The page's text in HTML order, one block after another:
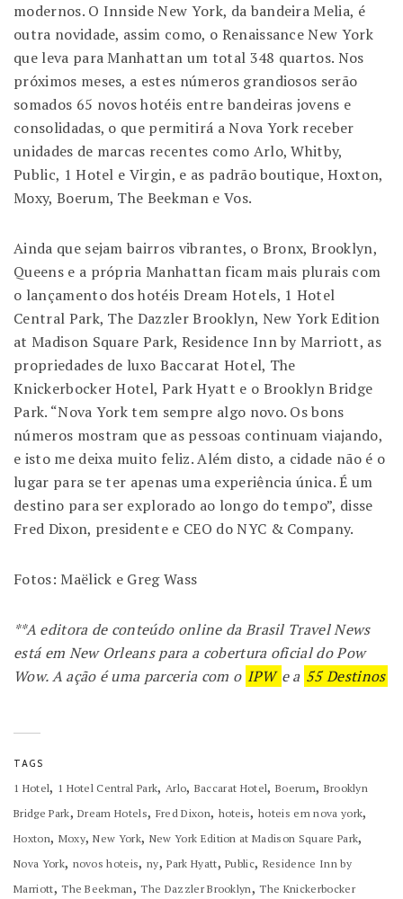
modernos. O Innside New York, da bandeira Melia, é
outra novidade, assim como, o Renaissance New York
que leva para Manhattan um total 348 quartos. Nos
próximos meses, a estes números grandiosos serão
somados 65 novos hotéis entre bandeiras jovens e
consolidadas, o que permitirá a Nova York receber
unidades de marcas recentes como Arlo, Whitby,
Public, 1 Hotel e Virgin, e as padrão boutique, Hoxton,
Moxy, Boerum, The Beekman e Vos.
Ainda que sejam bairros vibrantes, o Bronx, Brooklyn,
Queens e a própria Manhattan ficam mais plurais com
o lançamento dos hotéis Dream Hotels, 1 Hotel
Central Park, The Dazzler Brooklyn, New York Edition
at Madison Square Park, Residence Inn by Marriott, as
propriedades de luxo Baccarat Hotel, The
Knickerbocker Hotel, Park Hyatt e o Brooklyn Bridge
Park. “Nova York tem sempre algo novo. Os bons
números mostram que as pessoas continuam viajando,
e isto me deixa muito feliz. Além disto, a cidade não é o
lugar para se ter apenas uma experiência única. É um
destino para ser explorado ao longo do tempo”, disse
Fred Dixon, presidente e CEO do NYC & Company.
Fotos: Maëlick e Greg Wass
**A editora de conteúdo online da Brasil Travel News
está em New Orleans para a cobertura oficial do Pow
Wow. A ação é uma parceria com o IPW e a 55 Destinos
TAGS
1 Hotel, 1 Hotel Central Park, Arlo, Baccarat Hotel, Boerum, Brooklyn
Bridge Park,Dream Hotels, Fred Dixon, hoteis,hoteis em nova york,
Hoxton, Moxy,New York, New York Edition at Madison Square Park,
Nova York, novos hoteis,ny,Park Hyatt,Public, Residence Inn by
Marriott,The Beekman,The Dazzler Brooklyn,The Knickerbocker